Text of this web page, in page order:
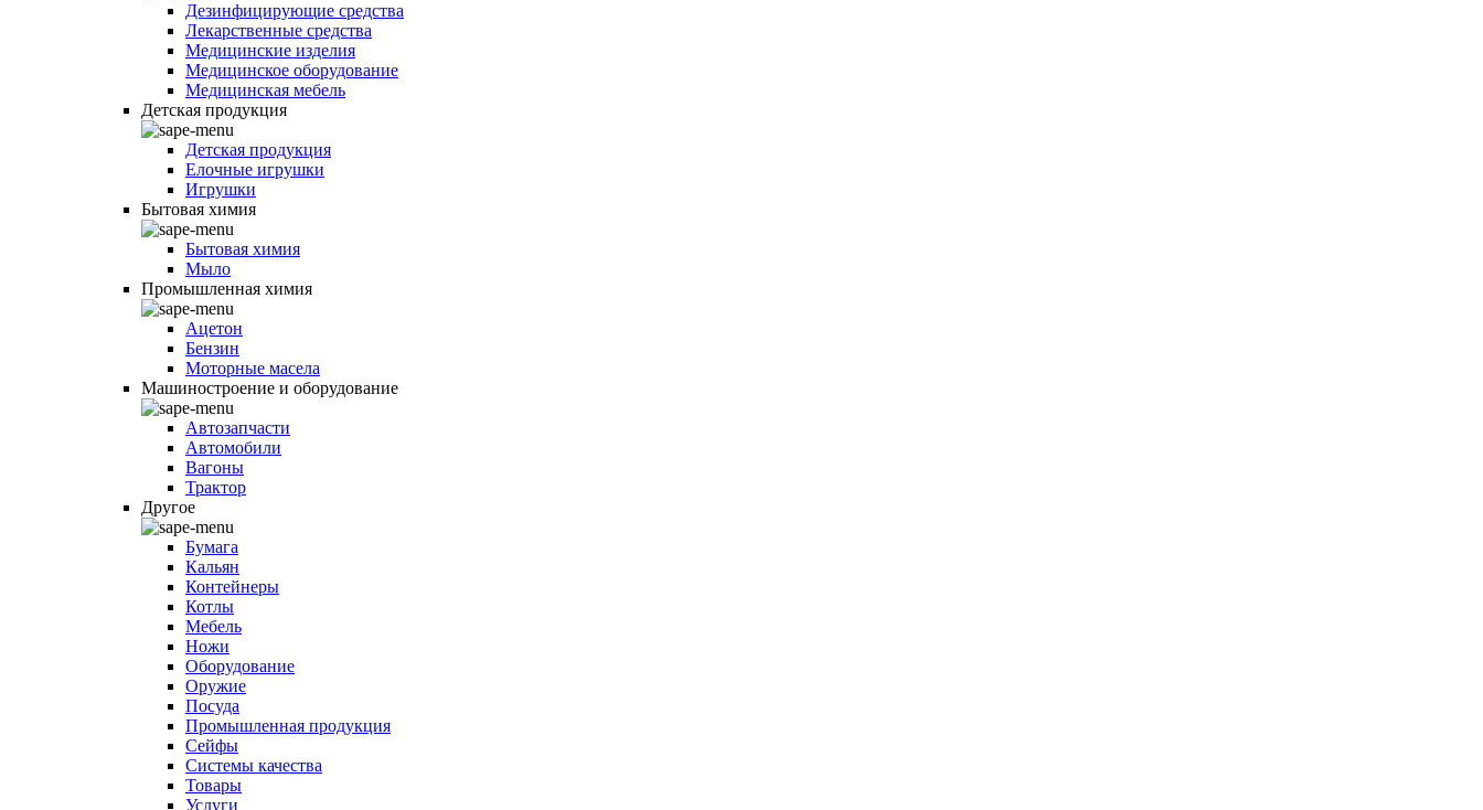
Дезинфицирующие средства
Лекарственные средства
Медицинские изделия
Медицинское оборудование
Медицинская мебель
Детская продукция
Детская продукция
Елочные игрушки
Игрушки
Бытовая химия
Бытовая химия
Мыло
Промышленная химия
Ацетон
Бензин
Моторные масела
Машиностроение и оборудование
Автозапчасти
Автомобили
Вагоны
Трактор
Другое
Бумага
Кальян
Контейнеры
Котлы
Мебель
Ножи
Оборудование
Оружие
Посуда
Промышленная продукция
Сейфы
Системы качества
Товары
Услуги